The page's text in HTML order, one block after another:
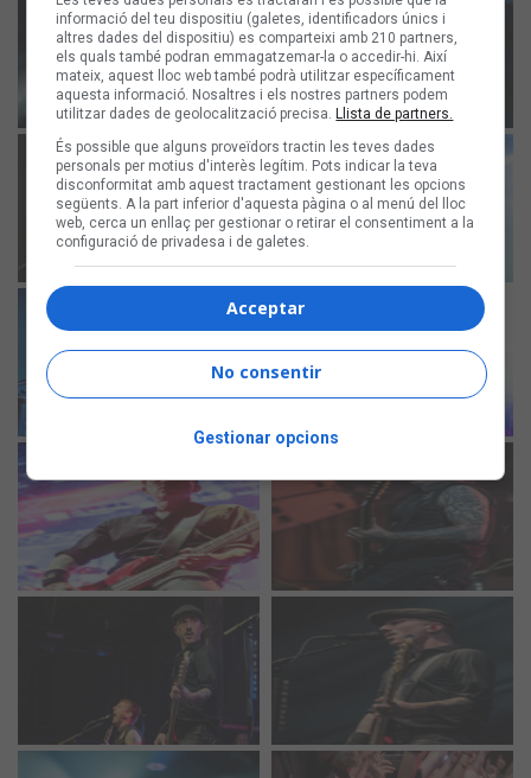
informació del teu dispositiu (galetes, identificadors únics i
altres dades del dispositiu) es comparteixi amb 210 partners,
els quals també podran emmagatzemar-la o accedir-hi. Així
mateix, aquest lloc web també podrà utilitzar específicament
aquesta informació. Nosaltres i els nostres partners podem
utilitzar dades de geolocalització precisa. Llista de partners.
És possible que alguns proveïdors tractin les teves dades
personals per motius d'interès legítim. Pots indicar la teva
disconformitat amb aquest tractament gestionant les opcions
següents. A la part inferior d'aquesta pàgina o al menú del lloc
web, cerca un enllaç per gestionar o retirar el consentiment a la
configuració de privadesa i de galetes.
Acceptar
No consentir
Gestionar opcions